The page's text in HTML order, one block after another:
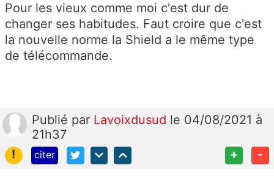
Pour les vieux comme moi c'est dur de
changer ses habitudes. Faut croire que c'est
la nouvelle norme la Shield a le même type
de télécommande.
Publié par Lavoixdusud le 04/08/2021 à
21h37
!
citer + -